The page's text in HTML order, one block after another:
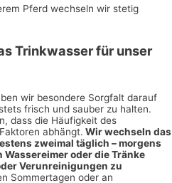
Pferd wechseln wir stetig
Trinkwasser für unser
wir besondere Sorgfalt darauf
frisch und sauber zu halten.
dass die Häufigkeit des
abhängt. Wir wechseln das
zweimal täglich – morgens
oder die Tränke
Verunreinigungen zu
Sommertagen oder an